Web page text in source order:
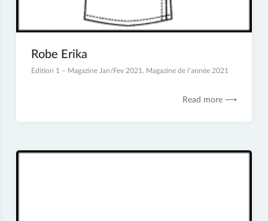
Robe Erika
5
Edition 1 – Magazine Jan/Fev 2021 , Magazine de l’année 2021
Read more ⟶